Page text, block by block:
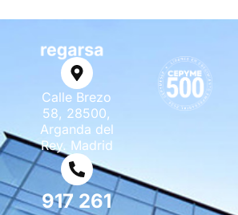
Calle Brezo
58, 28500,
Arganda del
Rey. Madrid
917 261